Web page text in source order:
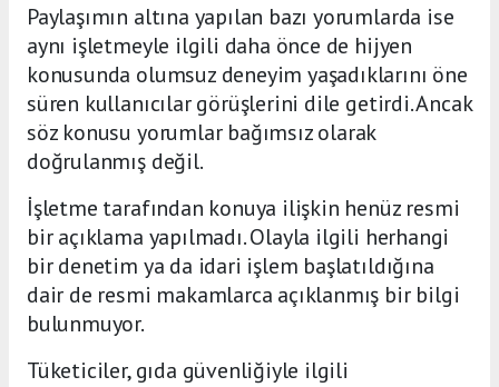
Paylaşımın altına yapılan bazı yorumlarda ise
aynı işletmeyle ilgili daha önce de hijyen
konusunda olumsuz deneyim yaşadıklarını öne
süren kullanıcılar görüşlerini dile getirdi. Ancak
söz konusu yorumlar bağımsız olarak
doğrulanmış değil.
İşletme tarafından konuya ilişkin henüz resmi
bir açıklama yapılmadı. Olayla ilgili herhangi
bir denetim ya da idari işlem başlatıldığına
dair de resmi makamlarca açıklanmış bir bilgi
bulunmuyor.
Tüketiciler, gıda güvenliğiyle ilgili